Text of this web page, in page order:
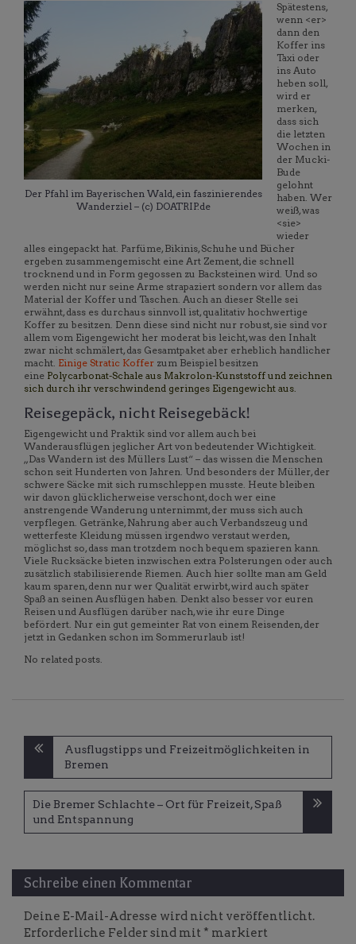
Der Pfahl im Bayerischen Wald, ein faszinierendes
Wanderziel – (c) DOATRIP.de
Spätestens,
wenn <er>
dann den
Koffer ins
Taxi oder
ins Auto
heben soll,
wird er
merken,
dass sich
die letzten
Wochen in
der Mucki-
Bude
gelohnt
haben. Wer
weiß, was
<sie>
wieder
alles eingepackt hat. Parfüme, Bikinis, Schuhe und Bücher
ergeben zusammengemischt eine Art Zement, die schnell
trocknend und in Form gegossen zu Backsteinen wird. Und so
werden nicht nur seine Arme strapaziert sondern vor allem das
Material der Koffer und Taschen. Auch an dieser Stelle sei
erwähnt, dass es durchaus sinnvoll ist, qualitativ hochwertige
Koffer zu besitzen. Denn diese sind nicht nur robust, sie sind vor
allem vom Eigengewicht her moderat bis leicht, was den Inhalt
zwar nicht schmälert, das Gesamtpaket aber erheblich handlicher
macht. Einige Stratic Koffer zum Beispiel besitzen
eine Polycarbonat-Schale aus Makrolon-Kunststoff und zeichnen
sich durch ihr verschwindend geringes Eigengewicht aus.
Reisegepäck, nicht Reisegebäck!
Eigengewicht und Praktik sind vor allem auch bei
Wanderausflügen jeglicher Art von bedeutender Wichtigkeit.
„Das Wandern ist des Müllers Lust“ – das wissen die Menschen
schon seit Hunderten von Jahren. Und besonders der Müller, der
schwere Säcke mit sich rumschleppen musste. Heute bleiben
wir davon glücklicherweise verschont, doch wer eine
anstrengende Wanderung unternimmt, der muss sich auch
verpflegen. Getränke, Nahrung aber auch Verbandszeug und
wetterfeste Kleidung müssen irgendwo verstaut werden,
möglichst so, dass man trotzdem noch bequem spazieren kann.
Viele Rucksäcke bieten inzwischen extra Polsterungen oder auch
zusätzlich stabilisierende Riemen. Auch hier sollte man am Geld
kaum sparen, denn nur wer Qualität erwirbt, wird auch später
Spaß an seinen Ausflügen haben. Denkt also besser vor euren
Reisen und Ausflügen darüber nach, wie ihr eure Dinge
befördert. Nur ein gut gemeinter Rat von einem Reisenden, der
jetzt in Gedanken schon im Sommerurlaub ist!
No related posts.
Beitragsnavigation
Ausflugstipps und Freizeitmöglichkeiten in
Bremen
Die Bremer Schlachte – Ort für Freizeit, Spaß
und Entspannung
Schreibe einen Kommentar
Deine E-Mail-Adresse wird nicht veröffentlicht.
Erforderliche Felder sind mit * markiert